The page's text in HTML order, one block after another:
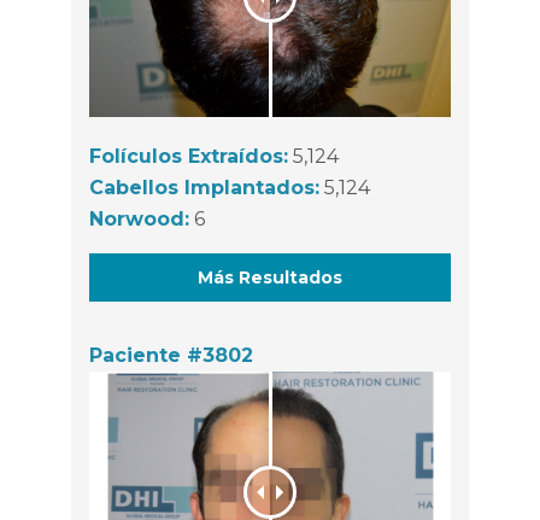
Folículos Extraídos: 5,124
Cabellos Implantados: 5,124
Norwood: 6
Más Resultados
Paciente #3802